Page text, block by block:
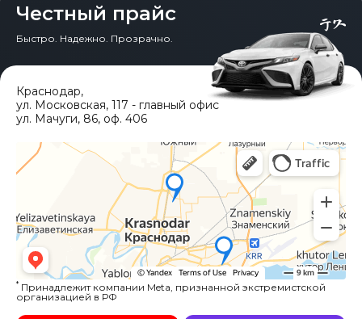
Крепление детских кресел (ISOFIX), Система
Электропривод багажника.
Честный прайс
Быстро. Надежно. Прозрачно.
Краснодар,
ул. Московская, 117 - главный офис
ул. Мачуги, 86, оф. 406
* Принадлежит компании Meta, признанной экстремистской
организацией в РФ